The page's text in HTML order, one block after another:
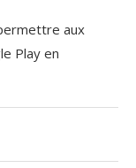
aux
Play en